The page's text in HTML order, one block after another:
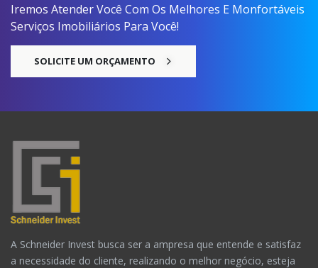
Iremos Atender Você Com Os Melhores E Monfortáveis
Serviços Imobiliários Para Você!
SOLICITE UM ORÇAMENTO
A Schneider Invest busca ser a ampresa que entende e satisfaz
a necessidade do cliente, realizando o melhor negócio, esteja